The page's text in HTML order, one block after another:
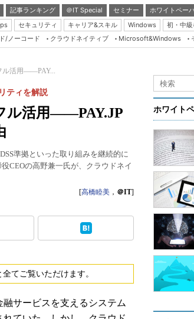
記事ランキング ＠IT Special セミナー
ホワイトペー
セキュリティ キャリア&スキル Windows 初・中
Server & Storage
Java Agile
Database Expert
Linux ＆ OSS
Master of IP Network
Security & Trust
Test & Tools
/ノーコード クラウドネイティブ Microsoft&Windows
ル活用――PAY...
ル活用――PAY.JP
ティを解説
準拠といった取り組みを継続的に
CEOの高野兼一氏が、クラウドネイ
[高橋睦美 ， ＠IT]
全てご覧いただけます。
サービスを支えるシステム
ホワイト